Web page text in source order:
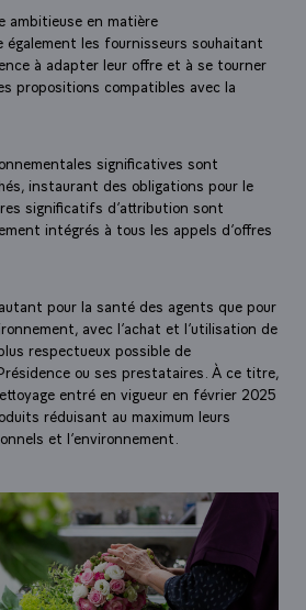
ambitieuse en matière
également les fournisseurs souhaitant
à adapter leur offre et à se tourner
propositions compatibles avec la
significatives sont
instaurant des obligations pour le
significatifs d’attribution sont
intégrés à tous les appels d’offres
pour la santé des agents que pour
avec l’achat et l’utilisation de
respectueux possible de
ou ses prestataires. À ce titre,
entré en vigueur en février 2025
réduisant au maximum leurs
et l’environnement.